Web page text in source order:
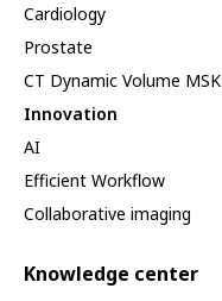
Cardiology
Prostate
CT Dynamic Volume MSK
Innovation
AI
Efficient Workflow
Collaborative imaging
Knowledge center